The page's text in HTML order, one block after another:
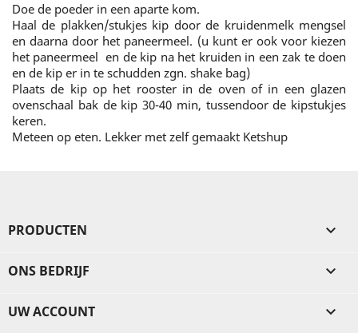
Doe de poeder in een aparte kom.
Haal de plakken/stukjes kip door de kruidenmelk mengsel
en daarna door het paneermeel. (u kunt er ook voor kiezen
het paneermeel en de kip na het kruiden in een zak te doen
en de kip er in te schudden zgn. shake bag)
Plaats de kip op het rooster in de oven of in een glazen
ovenschaal bak de kip 30-40 min, tussendoor de kipstukjes
keren.
Meteen op eten. Lekker met zelf gemaakt Ketshup
PRODUCTEN 
ONS BEDRIJF 
UW ACCOUNT 